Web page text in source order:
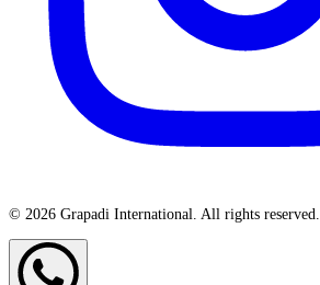
© 2026 Grapadi International. All rights reserved.